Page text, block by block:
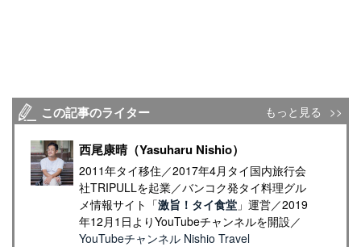
この記事のライター もっと見る
西尾康晴（Yasuharu Nishio）
2011年タイ移住／2017年4月タイ国内旅行会
社TRIPULLを起業／バンコク発タイ料理グル
メ情報サイト「激旨！タイ食堂」運営／2019
年12月1日よりYouTubeチャンネルを開設／
YouTubeチャンネル Nishio Travel